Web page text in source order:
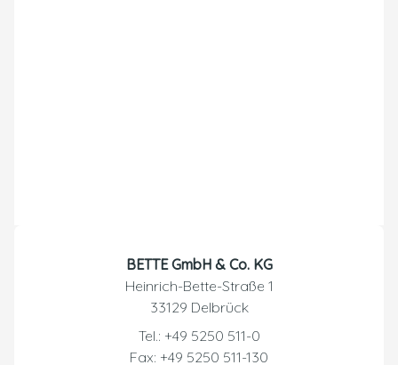
BETTE GmbH & Co. KG
Heinrich-Bette-Straße 1
33129 Delbrück
Tel.: +49 5250 511-0
Fax: +49 5250 511-130